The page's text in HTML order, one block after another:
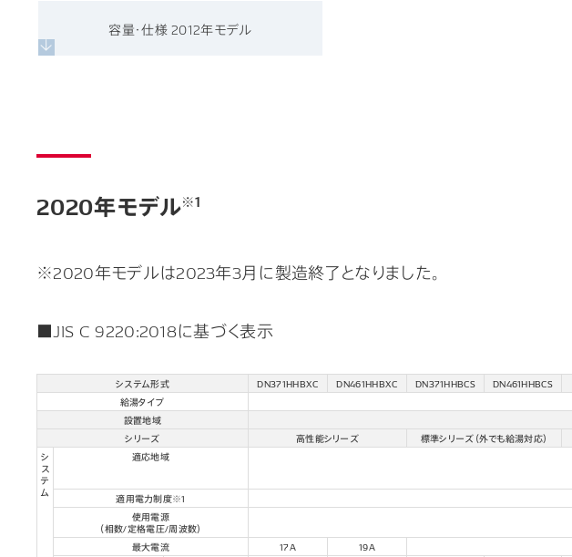
容量・仕様 2012年モデル
2020年モデル※1
※2020年モデルは2023年3月に製造終了となりました。
■JIS C 9220:2018に基づく表示
システム形式 DN371HHBXC DN461HHBXC DN371HHBCS DN461HHBCS
給湯タイプ
設置地域
シリーズ
高性能シリーズ 標準シリーズ（外でも給湯対応）
シ
ス
テ
ム
適応地域
適用電力制度※1
使用電源
（相数/定格電圧/周波数）
最大電流 17A 19A